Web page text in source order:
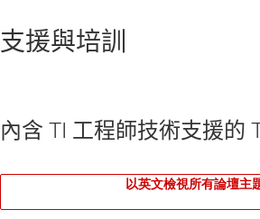
支援與培訓
內含 TI 工程師技術支援的
以英文檢視所有論壇主